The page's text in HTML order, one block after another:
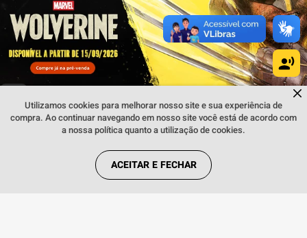
Dúvidas sobre produtos?
Fale comigoclicando aqui.
Utilizamos cookies para melhorar nosso site e sua experiência de
compra. Ao continuar navegando em nosso site você está de acordo com
a nossa política quanto a utilização de cookies.
ACEITAR E FECHAR
INSTITUCIONAL